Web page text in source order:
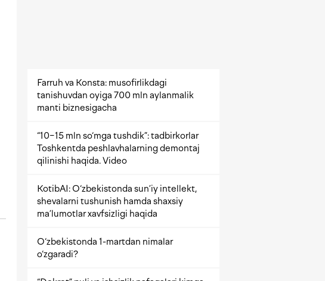
Farruh va Konsta: musofirlikdagi
tanishuvdan oyiga 700 mln aylanmalik
manti biznesigacha
“10−15 mln so‘mga tushdik”: tadbirkorlar
Toshkentda peshlavhalarning demontaj
qilinishi haqida. Video
KotibAI: O‘zbekistonda sun’iy intellekt,
shevalarni tushunish hamda shaxsiy
ma’lumotlar xavfsizligi haqida
O‘zbekistonda 1-martdan nimalar
o‘zgaradi?